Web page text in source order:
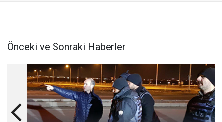
Önceki ve Sonraki Haberler